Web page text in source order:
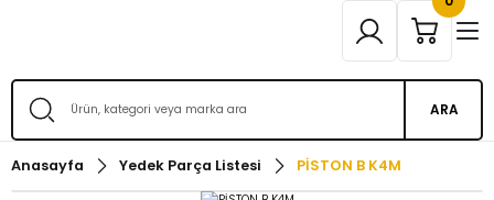
ARA
Anasayfa Yedek Parça Listesi PİSTON B K4M